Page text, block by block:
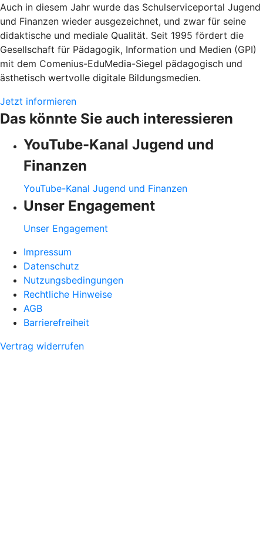
Auch in diesem Jahr wurde das Schulserviceportal Jugend
und Finanzen wieder ausgezeichnet, und zwar für seine
didaktische und mediale Qualität. Seit 1995 fördert die
Gesellschaft für Pädagogik, Information und Medien (GPI)
mit dem Comenius-EduMedia-Siegel pädagogisch und
ästhetisch wertvolle digitale Bildungsmedien.
Jetzt informieren
Das könnte Sie auch interessieren
YouTube-Kanal Jugend und
Finanzen
YouTube-Kanal Jugend und Finanzen
Unser Engagement
Unser Engagement
Impressum
Datenschutz
Nutzungsbedingungen
Rechtliche Hinweise
AGB
Barrierefreiheit
Vertrag widerrufen